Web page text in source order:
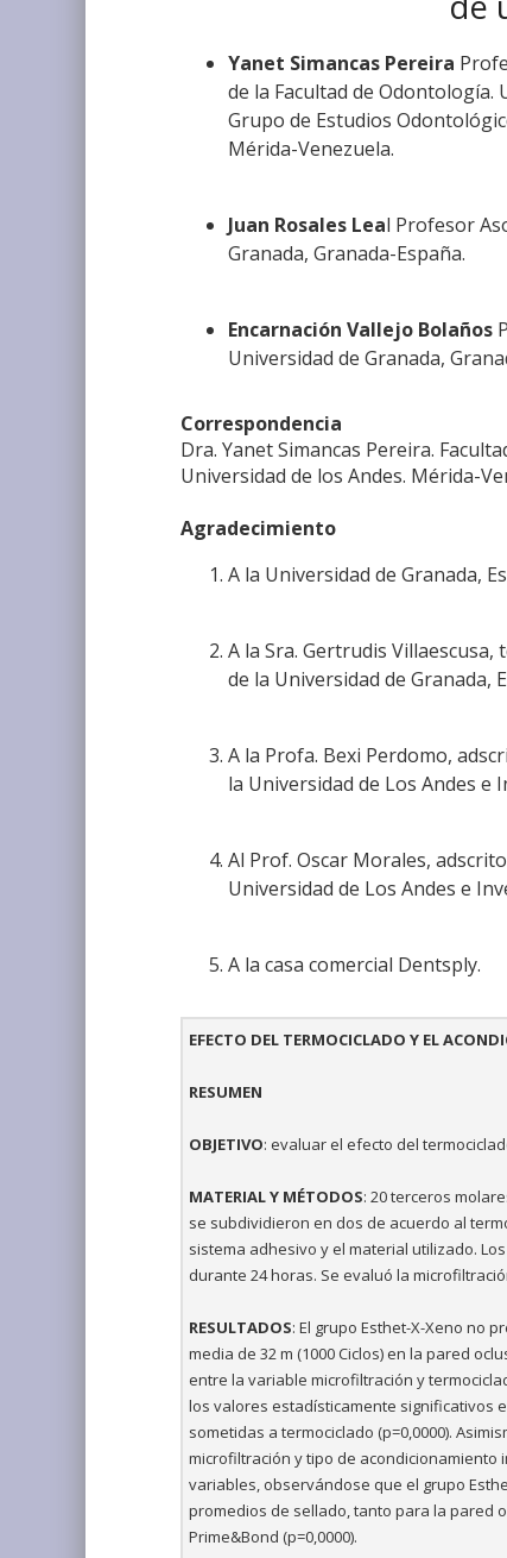
Yanet Simancas Pereira
de la Facultad de Odontología.
Grupo de Estudios
Mérida-Venezuela.
Juan Rosales Leal Profesor
Granada, Granada-España.
Encarnación Vallejo Bolaños
Universidad de Granada,
Correspondencia
Dra. Yanet Simancas Pereira.
Universidad de los Andes. Mérida-
Agradecimiento
A la Universidad de Granada,
A la Sra. Gertrudis
de la Universidad de Granada,
A la Profa. Bexi Perdomo,
la Universidad de Los Andes e
Al Prof. Oscar Morales,
Universidad de Los Andes e
A la casa comercial Dentsply.
EFECTO DEL TERMOCICLADO Y EL
RESUMEN
OBJETIVO: evaluar el efecto del
MATERIAL Y MÉTODOS: 20 terceros
se subdividieron en dos de acuerdo al
sistema adhesivo y el material utilizado.
durante 24 horas. Se evaluó la
RESULTADOS: El grupo Esthet-X-Xeno no
media de 32 m (1000 Ciclos) en la pared
entre la variable microfiltración y
los valores estadísticamente significativos
sometidas a termociclado (p=0,0000).
microfiltración y tipo de
variables, observándose que el grupo
promedios de sellado, tanto para la pared
Prime&Bond (p=0,0000).